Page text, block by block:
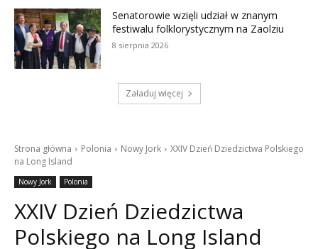
Senatorowie wzięli udział w znanym
festiwalu folklorystycznym na Zaolziu
8 sierpnia 2026
Załaduj więcej